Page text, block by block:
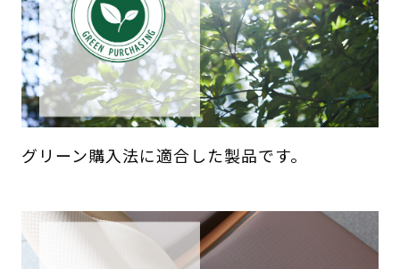
グリーン購入法に適合した製品です。